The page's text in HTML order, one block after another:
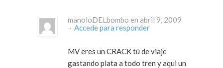
manoloDELbombo en abril 9, 2009
· Accede para responder
MV eres un CRACK tú de viaje
gastando plata a todo tren y aqui un